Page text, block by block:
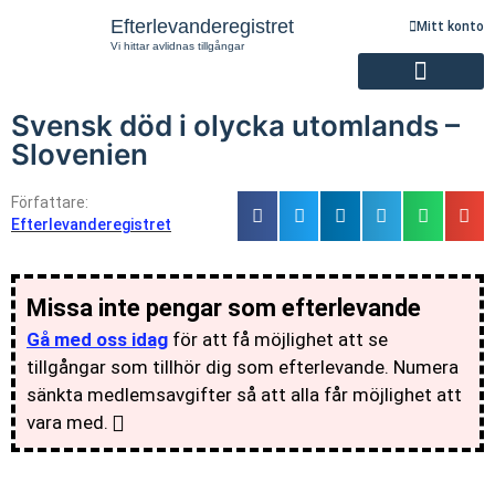
Efterlevanderegistret
Vi hittar avlidnas tillgångar
Mitt konto
Svensk död i olycka utomlands –
Slovenien
Författare:
Efterlevanderegistret
Missa inte pengar som efterlevande
Gå med oss idag för att få möjlighet att se
tillgångar som tillhör dig som efterlevande. Numera
sänkta medlemsavgifter så att alla får möjlighet att
vara med.